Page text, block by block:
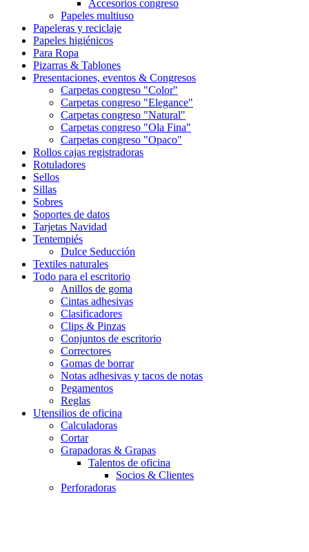
Accesorios congreso
Papeles multiuso
Papeleras y reciclaje
Papeles higiénicos
Para Ropa
Pizarras & Tablones
Presentaciones, eventos & Congresos
Carpetas congreso "Color"
Carpetas congreso "Elegance"
Carpetas congreso "Natural"
Carpetas congreso "Ola Fina"
Carpetas congreso "Opaco"
Rollos cajas registradoras
Rotuladores
Sellos
Sillas
Sobres
Soportes de datos
Tarjetas Navidad
Tentempiés
Dulce Seducción
Textiles naturales
Todo para el escritorio
Anillos de goma
Cintas adhesivas
Clasificadores
Clips & Pinzas
Conjuntos de escritorio
Correctores
Gomas de borrar
Notas adhesivas y tacos de notas
Pegamentos
Reglas
Utensilios de oficina
Calculadoras
Cortar
Grapadoras & Grapas
Talentos de oficina
Socios & Clientes
Perforadoras